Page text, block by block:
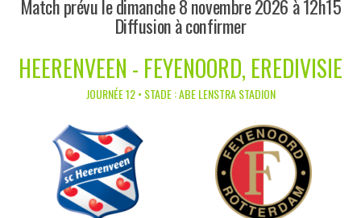
Match prévu le dimanche 8 novembre 2026 à 12h15
Diffusion à confirmer
HEERENVEEN - FEYENOORD, EREDIVISIE
JOURNÉE 12 • STADE : ABE LENSTRA STADION